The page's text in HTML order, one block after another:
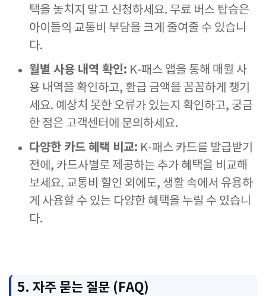
택을 놓치지 말고 신청하세요. 무료 버스 탑승은
아이들의 교통비 부담을 크게 줄여줄 수 있습니
다.
월별 사용 내역 확인: K-패스 앱을 통해 매월 사
용 내역을 확인하고, 환급 금액을 꼼꼼하게 챙기
세요. 예상치 못한 오류가 있는지 확인하고, 궁금
한 점은 고객센터에 문의하세요.
다양한 카드 혜택 비교: K-패스 카드를 발급받기
전에, 카드사별로 제공하는 추가 혜택을 비교해
보세요. 교통비 할인 외에도, 생활 속에서 유용하
게 사용할 수 있는 다양한 혜택을 누릴 수 있습니
다.
5. 자주 묻는 질문 (FAQ)